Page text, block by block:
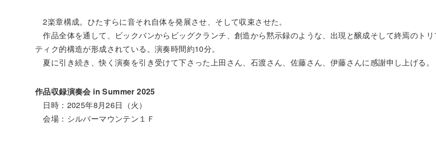
2楽章構成。ひたすらに音それ自体を発展させ、そして収束させた。
作品全体を通して、ビックバンからビッグクランチ、創造から黙示録のような、出現と醸成そして終焉のトリ
ティク的構造が形成されている。演奏時間約10分。
夏に引き続き、快く演奏を引き受けて下さった上田さん、石渡さん、佐藤さん、伊藤さんに感謝申し上げる。
作品収録演奏会 in Summer 2025
日時：2025年8月26日（火）
会場：シルバーマウンテン１Ｆ